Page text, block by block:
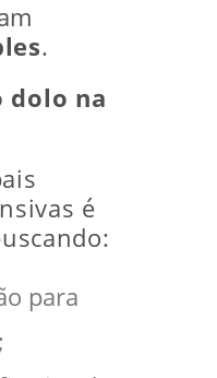
.
dolo na
é
para